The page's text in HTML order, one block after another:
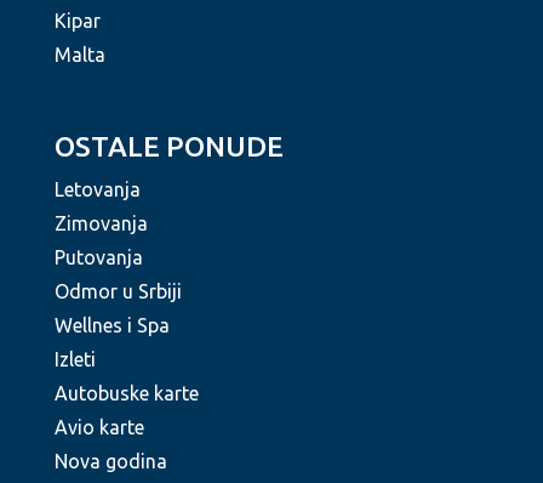
Kipar
Malta
OSTALE PONUDE
Letovanja
Zimovanja
Putovanja
Odmor u Srbiji
Wellnes i Spa
Izleti
Autobuske karte
Avio karte
Nova godina